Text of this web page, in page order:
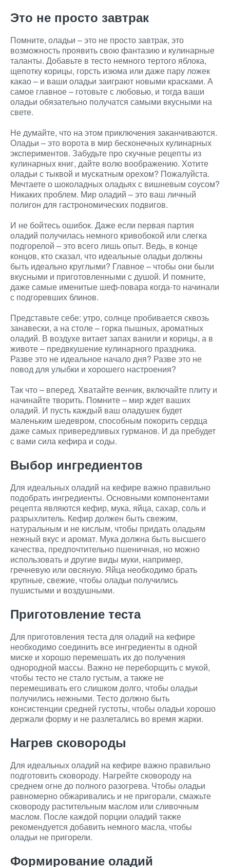
Это не просто завтрак
Помните, оладьи – это не просто завтрак, это
возможность проявить свою фантазию и кулинарные
таланты. Добавьте в тесто немного тертого яблока,
щепотку корицы, горсть изюма или даже пару ложек
какао – и ваши оладьи заиграют новыми красками. А
самое главное – готовьте с любовью, и тогда ваши
оладьи обязательно получатся самыми вкусными на
свете.
Не думайте, что на этом приключения заканчиваются.
Оладьи – это ворота в мир бесконечных кулинарных
экспериментов. Забудьте про скучные рецепты из
кулинарных книг, дайте волю воображению. Хотите
оладьи с тыквой и мускатным орехом? Пожалуйста.
Мечтаете о шоколадных оладьях с вишневым соусом?
Никаких проблем. Мир оладий – это ваш личный
полигон для гастрономических подвигов.
И не бойтесь ошибок. Даже если первая партия
оладий получилась немного кривобокой или слегка
подгорелой – это всего лишь опыт. Ведь, в конце
концов, кто сказал, что идеальные оладьи должны
быть идеально круглыми? Главное – чтобы они были
вкусными и приготовленными с душой. И помните,
даже самые именитые шеф-повара когда-то начинали
с подгоревших блинов.
Представьте себе: утро, солнце пробивается сквозь
занавески, а на столе – горка пышных, ароматных
оладий. В воздухе витает запах ванили и корицы, а в
животе – предвкушение кулинарного праздника.
Разве это не идеальное начало дня? Разве это не
повод для улыбки и хорошего настроения?
Так что – вперед. Хватайте венчик, включайте плиту и
начинайте творить. Помните – мир ждет ваших
оладий. И пусть каждый ваш оладушек будет
маленьким шедевром, способным покорить сердца
даже самых привередливых гурманов. И да пребудет
с вами сила кефира и соды.
Выбор ингредиентов
Для идеальных оладий на кефире важно правильно
подобрать ингредиенты. Основными компонентами
рецепта являются кефир, мука, яйца, сахар, соль и
разрыхлитель. Кефир должен быть свежим,
натуральным и не кислым, чтобы придать оладьям
нежный вкус и аромат. Мука должна быть высшего
качества, предпочтительно пшеничная, но можно
использовать и другие виды муки, например,
гречневую или овсяную. Яйца необходимо брать
крупные, свежие, чтобы оладьи получились
пушистыми и воздушными.
Приготовление теста
Для приготовления теста для оладий на кефире
необходимо соединить все ингредиенты в одной
миске и хорошо перемешать их до получения
однородной массы. Важно не переборщить с мукой,
чтобы тесто не стало густым, а также не
перемешивать его слишком долго, чтобы оладьи
получились нежными. Тесто должно быть
консистенции средней густоты, чтобы оладьи хорошо
держали форму и не разлетались во время жарки.
Нагрев сковороды
Для идеальных оладий на кефире важно правильно
подготовить сковороду. Нагрейте сковороду на
среднем огне до полного разогрева. Чтобы оладьи
равномерно обжаривались и не пригорали, смажьте
сковороду растительным маслом или сливочным
маслом. После каждой порции оладий также
рекомендуется добавить немного масла, чтобы
оладьи не пригорели.
Формирование оладий